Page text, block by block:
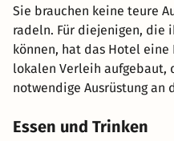
Sie brauchen keine teure
radeln. Für diejenigen, die
können, hat das Hotel
lokalen Verleih aufgebaut,
notwendige Ausrüstung
Essen und Trinken